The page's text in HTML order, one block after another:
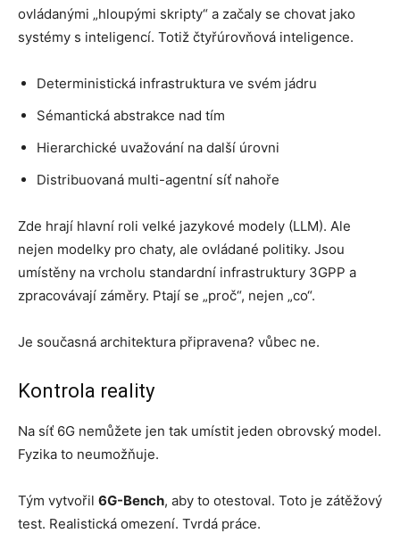
ovládanými „hloupými skripty“ a začaly se chovat jako
systémy s inteligencí. Totiž čtyřúrovňová inteligence.
Deterministická infrastruktura ve svém jádru
Sémantická abstrakce nad tím
Hierarchické uvažování na další úrovni
Distribuovaná multi-agentní síť nahoře
Zde hrají hlavní roli velké jazykové modely (LLM). Ale
nejen modelky pro chaty, ale ovládané politiky. Jsou
umístěny na vrcholu standardní infrastruktury 3GPP a
zpracovávají záměry. Ptají se „proč“, nejen „co“.
Je současná architektura připravena? vůbec ne.
Kontrola reality
Na síť 6G nemůžete jen tak umístit jeden obrovský model.
Fyzika to neumožňuje.
Tým vytvořil 6G-Bench, aby to otestoval. Toto je zátěžový
test. Realistická omezení. Tvrdá práce.